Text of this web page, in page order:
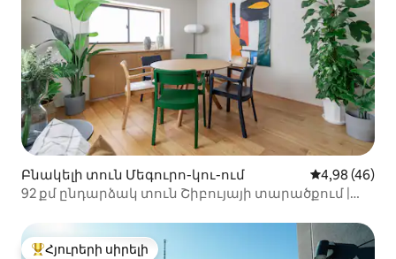
Բնակելի տուն Մեգուրո-կու-ում Միջին
4,98 (46)
92 քմ ընդարձակ տուն Շիբույայի տարածքում |
Հյուրերի սիրելի